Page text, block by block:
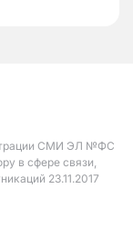
СМИ ЭЛ №ФС
в сфере связи,
23.11.2017